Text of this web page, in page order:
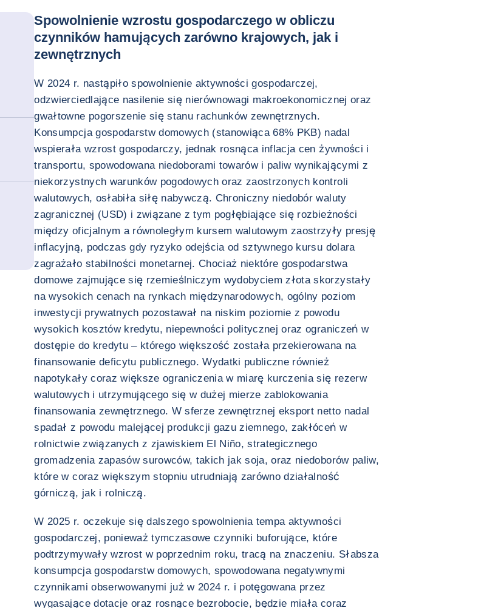
Spowolnienie wzrostu gospodarczego w obliczu
czynników hamujących zarówno krajowych, jak i
zewnętrznych
W 2024 r. nastąpiło spowolnienie aktywności gospodarczej,
odzwierciedlające nasilenie się nierównowagi makroekonomicznej oraz
gwałtowne pogorszenie się stanu rachunków zewnętrznych.
Konsumpcja gospodarstw domowych (stanowiąca 68% PKB) nadal
wspierała wzrost gospodarczy, jednak rosnąca inflacja cen żywności i
transportu, spowodowana niedoborami towarów i paliw wynikającymi z
niekorzystnych warunków pogodowych oraz zaostrzonych kontroli
walutowych, osłabiła siłę nabywczą. Chroniczny niedobór waluty
zagranicznej (USD) i związane z tym pogłębiające się rozbieżności
między oficjalnym a równoległym kursem walutowym zaostrzyły presję
inflacyjną, podczas gdy ryzyko odejścia od sztywnego kursu dolara
zagrażało stabilności monetarnej. Chociaż niektóre gospodarstwa
domowe zajmujące się rzemieślniczym wydobyciem złota skorzystały
na wysokich cenach na rynkach międzynarodowych, ogólny poziom
inwestycji prywatnych pozostawał na niskim poziomie z powodu
wysokich kosztów kredytu, niepewności politycznej oraz ograniczeń w
dostępie do kredytu – którego większość została przekierowana na
finansowanie deficytu publicznego. Wydatki publiczne również
napotykały coraz większe ograniczenia w miarę kurczenia się rezerw
walutowych i utrzymującego się w dużej mierze zablokowania
finansowania zewnętrznego. W sferze zewnętrznej eksport netto nadal
spadał z powodu malejącej produkcji gazu ziemnego, zakłóceń w
rolnictwie związanych z zjawiskiem El Niño, strategicznego
gromadzenia zapasów surowców, takich jak soja, oraz niedoborów paliw,
które w coraz większym stopniu utrudniają zarówno działalność
górniczą, jak i rolniczą.
W 2025 r. oczekuje się dalszego spowolnienia tempa aktywności
gospodarczej, ponieważ tymczasowe czynniki buforujące, które
podtrzymywały wzrost w poprzednim roku, tracą na znaczeniu. Słabsza
konsumpcja gospodarstw domowych, spowodowana negatywnymi
czynnikami obserwowanymi już w 2024 r. i potęgowana przez
wygasające dotacje oraz rosnące bezrobocie, będzie miała coraz